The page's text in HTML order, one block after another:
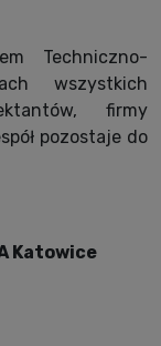
Techniczno-
wszystkich
firmy
pozostaje do
Katowice